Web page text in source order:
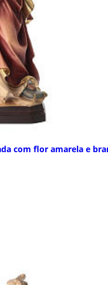
com flor amarela e